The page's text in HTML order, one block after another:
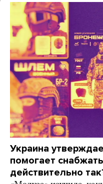
Украина
помогает
действительно